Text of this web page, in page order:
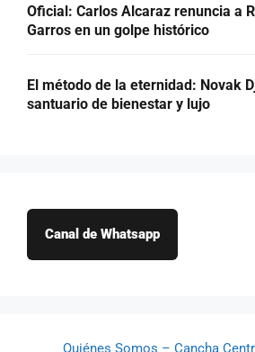
Oficial: Carlos Alcaraz renuncia a
Garros en un golpe histórico
El método de la eternidad: Novak
santuario de bienestar y lujo
Canal de Whatsapp
Quiénes Somos – Cancha